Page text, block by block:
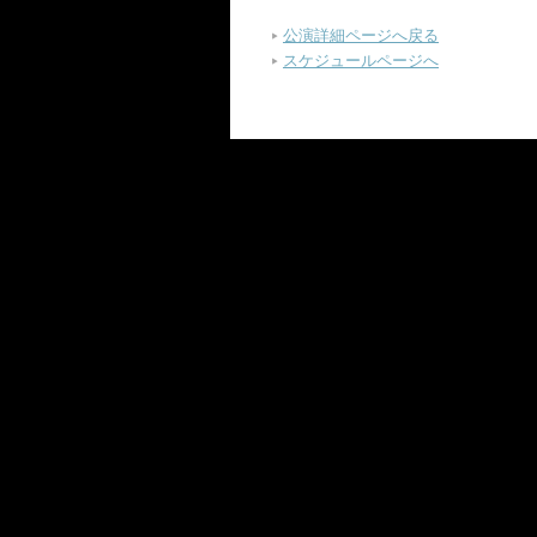
公演詳細ページへ戻る
スケジュールページへ